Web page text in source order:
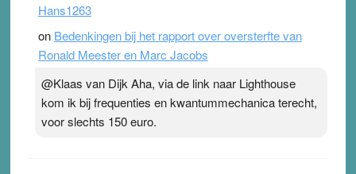
Hans1263
on Bedenkingen bij het rapport over oversterfte van
Ronald Meester en Marc Jacobs
@Klaas van Dijk Aha, via de link naar Lighthouse
kom ik bij frequenties en kwantummechanica terecht,
voor slechts 150 euro.